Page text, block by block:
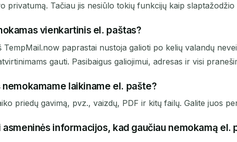
privatumą. Tačiau jis nesiūlo tokių funkcijų kaip
vienkartinis el. paštas?
TempMail.now paprastai nustoja galioti po kelių valandų
gauti. Pasibaigus galiojimui, adresas ir visi
laikiname el. pašte?
priedų gavimą, pvz., vaizdų, PDF ir kitų failų. Galite juos
informacijos, kad gaučiau nemokamą el.